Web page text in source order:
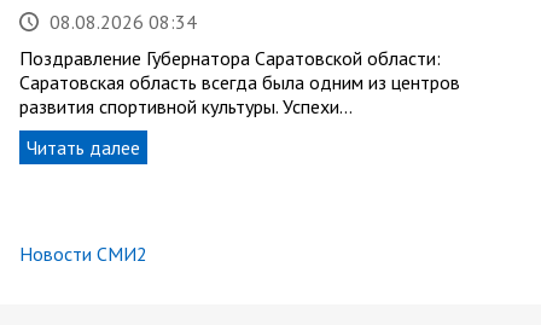
08.08.2026 08:34
Поздравление Губернатора Саратовской области:
Саратовская область всегда была одним из центров
развития спортивной культуры. Успехи…
Читать далее
Новости СМИ2